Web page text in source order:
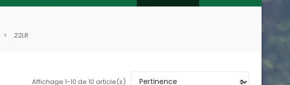
.22LR
Affichage 1-10 de 10 article(s)